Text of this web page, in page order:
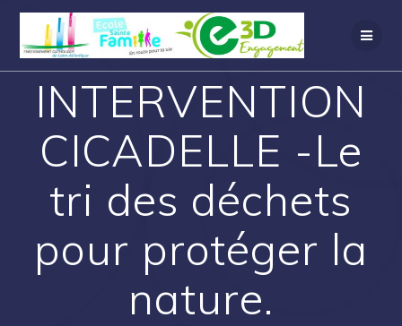
INTERVENTION
CICADELLE -Le
tri des déchets
pour protéger la
nature.